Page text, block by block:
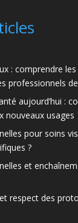
: comprendre
professionnels
aujourd’hui :
nouveaux usages
pour soins
?
et
respect des